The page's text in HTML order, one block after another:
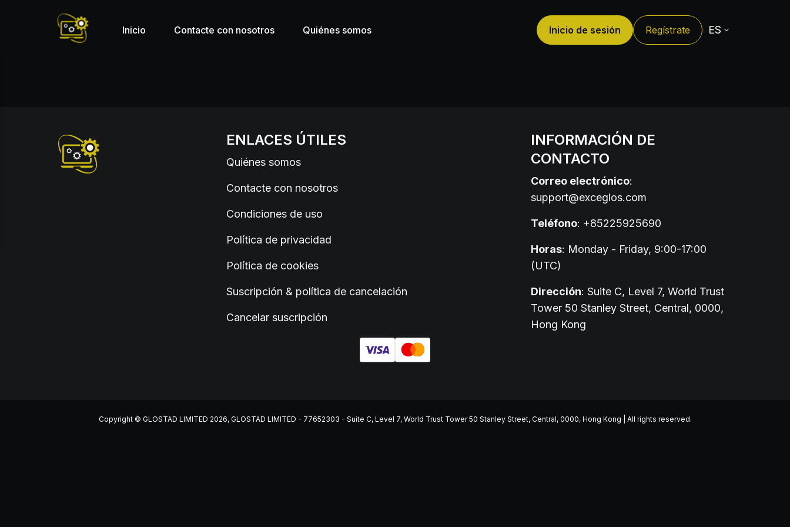
Inicio Contacte con nosotros Quiénes somos Inicio de sesión Regístrate ES
ENLACES ÚTILES
Quiénes somos
Contacte con nosotros
Condiciones de uso
Política de privacidad
Política de cookies
Suscripción & política de cancelación
Cancelar suscripción
INFORMACIÓN DE
CONTACTO
Correo electrónico:
support@exceglos.com
Teléfono: +85225925690
Horas: Monday - Friday, 9:00-17:00
(UTC)
Dirección: Suite C, Level 7, World Trust
Tower 50 Stanley Street, Central, 0000,
Hong Kong
Copyright © GLOSTAD LIMITED 2026, GLOSTAD LIMITED - 77652303 - Suite C, Level 7, World Trust Tower 50 Stanley Street, Central, 0000, Hong Kong | All rights reserved.